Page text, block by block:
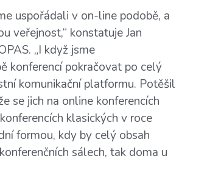
uspořádali v on-line podobě, a
veřejnost,“ konstatuje Jan
„I když jsme
konferencí pokračovat po celý
komunikační platformu. Potěšil
se jich na online konferencích
klasických v roce
formou, kdy by celý obsah
sálech, tak doma u